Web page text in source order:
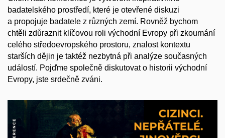
badatelského prostředí, které je otevřené diskuzi
a propojuje badatele z různých zemí. Rovněž bychom
chtěli zdůraznit klíčovou roli východní Evropy při zkoumání
celého středoevropského prostoru, znalost kontextu
starších dějin je taktéž nezbytná při analýze současných
událostí. Pojďme společně diskutovat o historii východní
Evropy, jste srdečně zváni.